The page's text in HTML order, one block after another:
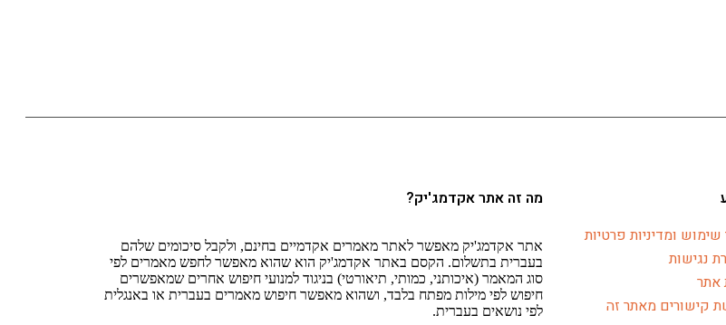
שימוש ומדיניות פרטיות
נגישות
קישורים מאתר זה
מה זה אתר אקדמג'יק?
אתר אקדמג'יק מאפשר לאתר מאמרים אקדמיים בחינם, ולקבל סיכומים שלהם
בעברית בתשלום. הקסם באתר אקדמג'יק הוא שהוא מאפשר לחפש מאמרים לפי
סוג המאמר (איכותני, כמותי, תיאורטי) בניגוד למנועי חיפוש אחרים שמאפשרים
חיפוש לפי מילות מפתח בלבד, ושהוא מאפשר חיפוש מאמרים בעברית או באנגלית
לפי נושאים בעברית.